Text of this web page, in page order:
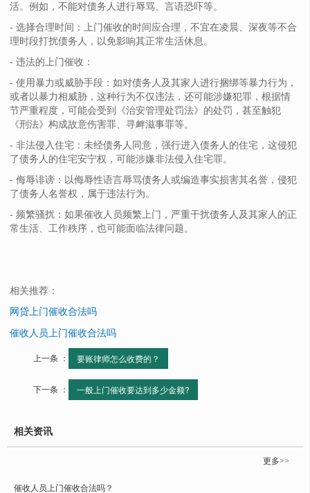
活。例如，不能对债务人进行辱骂、言语恐吓等。
- 选择合理时间：上门催收的时间应合理，不宜在凌晨、深夜等不合
理时段打扰债务人，以免影响其正常生活休息。
- 违法的上门催收：
- 使用暴力或威胁手段：如对债务人及其家人进行捆绑等暴力行为，
或者以暴力相威胁，这种行为不仅违法，还可能涉嫌犯罪，根据情
节严重程度，可能会受到《治安管理处罚法》的处罚，甚至触犯
《刑法》构成故意伤害罪、寻衅滋事罪等。
- 非法侵入住宅：未经债务人同意，强行进入债务人的住宅，这侵犯
了债务人的住宅安宁权，可能涉嫌非法侵入住宅罪。
- 侮辱诽谤：以侮辱性语言辱骂债务人或编造事实损害其名誉，侵犯
了债务人名誉权，属于违法行为。
- 频繁骚扰：如果催收人员频繁上门，严重干扰债务人及其家人的正
常生活、工作秩序，也可能面临法律问题。
相关推荐：
网贷上门催收合法吗
催收人员上门催收合法吗
上一条 ： 要账律师怎么收费的？
下一条 ： 一般上门催收要达到多少金额?
相关资讯
更多>>
催收人员上门催收合法吗？